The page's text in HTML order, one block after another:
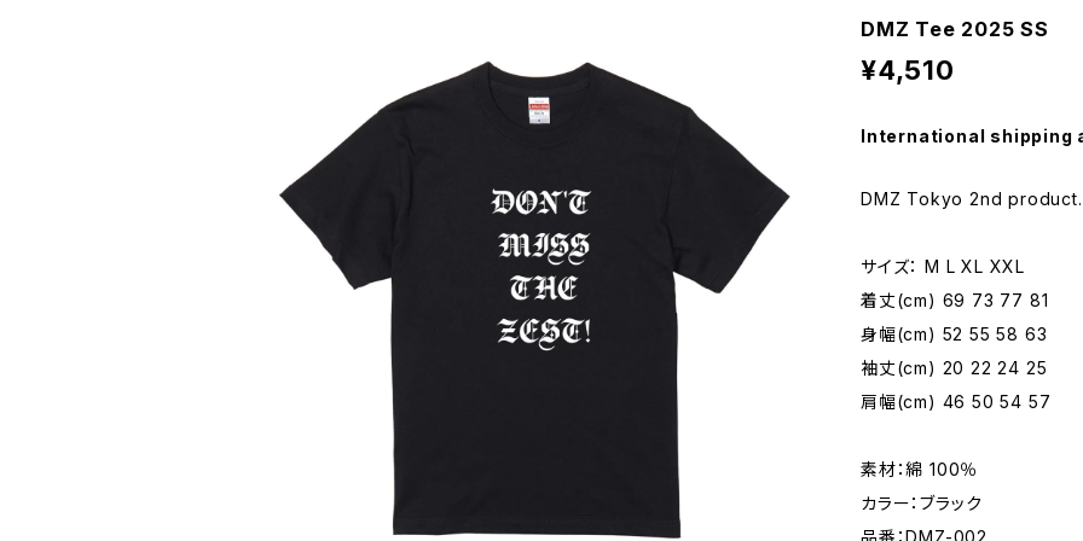
DMZ Tee 2025 SS
¥4,510
International shipping
DMZ Tokyo 2nd product.
サイズ： M L XL XXL
着丈(cm) 69 73 77 81
身幅(cm) 52 55 58 63
袖丈(cm) 20 22 24 25
肩幅(cm) 46 50 54 57
素材：綿 100％
カラー：ブラック
品番：DMZ-002